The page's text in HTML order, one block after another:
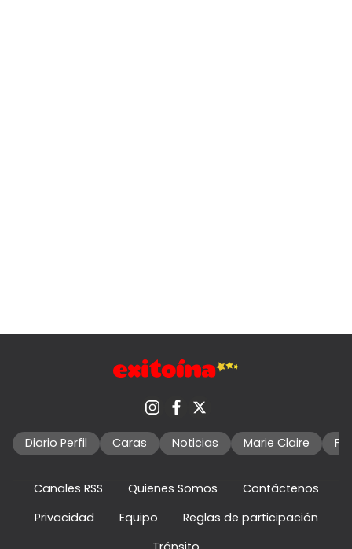
Diario Perfil Caras Noticias Marie Claire
Canales RSS Quienes Somos
Contáctenos
Privacidad
Equipo
Reglas de participación